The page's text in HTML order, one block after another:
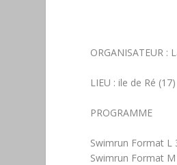
ORGANISATEUR :
LIEU : ile de Ré (17)
PROGRAMME
Swimrun Format L
Swimrun Format M